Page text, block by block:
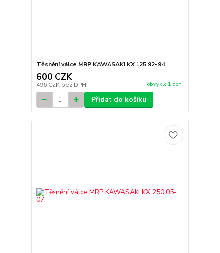
Těsnění válce MRP KAWASAKI KX 125 92-94
600 CZK
496 CZK bez DPH obvykle 1 den
Přidat do košíku